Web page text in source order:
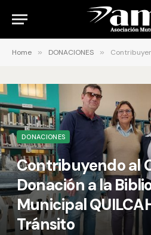
Home » DONACIONES » Contribuyendo al
DONACIONES
Contribuyendo al
Donación a la
Municipal
Tránsito